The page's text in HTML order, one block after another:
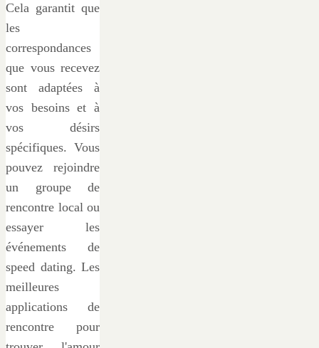
Cela garantit que
les
correspondances
que vous recevez
sont adaptées à
vos besoins et à
vos désirs
spécifiques. Vous
pouvez rejoindre
un groupe de
rencontre local ou
essayer les
événements de
speed dating. Les
meilleures
applications de
rencontre pour